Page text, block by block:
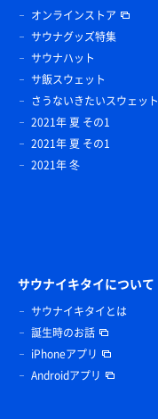
オンラインストア
サウナグッズ特集
サウナハット
サ飯スウェット
さうないきたいスウェット
2021年 夏 その1
2021年 夏 その1
2021年 冬
サウナイキタイについて
サウナイキタイとは
誕生時のお話
iPhoneアプリ
Androidアプリ